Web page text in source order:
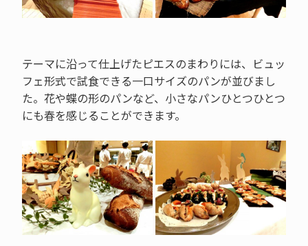
テーマに沿って仕上げたピエスのまわりには、ビュッ
フェ形式で試食できる一口サイズのパンが並びまし
た。花や蝶の形のパンなど、小さなパンひとつひとつ
にも春を感じることができます。